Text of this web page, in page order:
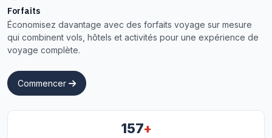
Forfaits
Économisez davantage avec des forfaits voyage sur mesure
qui combinent vols, hôtels et activités pour une expérience de
voyage complète.
Commencer
157+